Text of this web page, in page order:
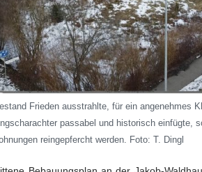
Frieden ausstrahlte, für ein angenehmes
passabel und historisch einfügte,
reingepfercht werden. Foto: T. Dingl